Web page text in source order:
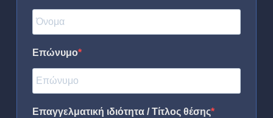
Επώνυμο
Επαγγελματική ιδιότητα / Τίτλος θέσης